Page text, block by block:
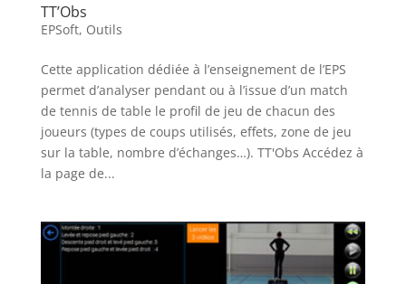
TT’Obs
EPSoft, Outils
Cette application dédiée à l’enseignement de l’EPS
permet d’analyser pendant ou à l’issue d’un match
de tennis de table le profil de jeu de chacun des
joueurs (types de coups utilisés, effets, zone de jeu
sur la table, nombre d’échanges…). TT'Obs Accédez à
la page de...